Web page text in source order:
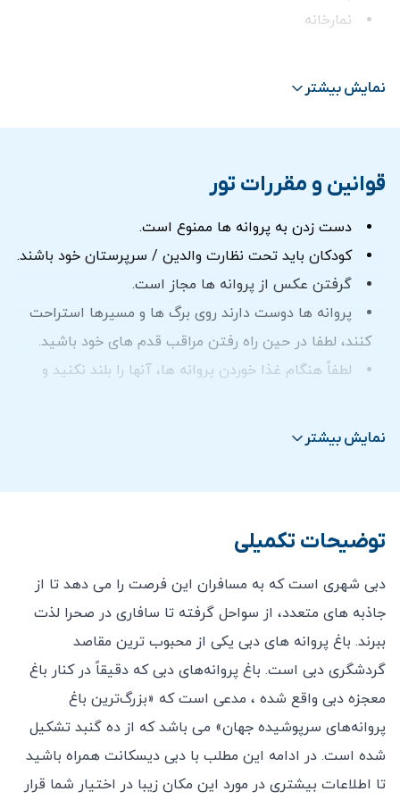
نمارخانه
سوغاتی فروشی
امکان تماشای ماهی های koi
ترانسفر در صورت انتخاب گزینه ترانسفر
نمایش بیشتر
قوانین و مقررات تور
دست زدن به پروانه ها ممنوع است.
کودکان باید تحت نظارت والدین / سرپرستان خود باشند.
گرفتن عکس از پروانه ها مجاز است.
پروانه ها دوست دارند روی برگ ها و مسیرها استراحت
کنند، لطفا در حین راه رفتن مراقب قدم های خود باشید.
لطفاً هنگام غذا خوردن پروانه ها، آنها را بلند نکنید و
ورود کودکان
می شود.
مواد غذایی می توانند مورچه ها، عنکبوت ها و دیگر
شکارچیان پروانه را جذب کنند.
لطفاً وسایل خود را بدون مراقبت رها نکنید. مسئولیتی در
قبال وسایل گم شده نخواهیم داشت.
باغ پروانه دبی محیطی سازگار با محیط زیست است. لطفاً
با گذاشتن زباله ها در سطل زباله در حفظ پاکیزگی کمک
نمایش بیشتر
توضیحات تکمیلی
دبی شهری است که به مسافران این فرصت را می دهد تا از
جاذبه های متعدد، از سواحل گرفته تا سافاری در صحرا لذت
ببرند. باغ پروانه های دبی یکی از محبوب ترین مقاصد
گردشگری دبی است. باغ پروانه‌های دبی که دقیقاً در کنار باغ
معجزه دبی واقع شده ، مدعی است که «بزرگ‌ترین باغ
پروانه‌های سرپوشیده جهان» می باشد که از ده گنبد تشکیل
شده است. در ادامه این مطلب با دبی دیسکانت همراه باشید
تا اطلاعات بیشتری در مورد این مکان زیبا در اختیار شما قرار